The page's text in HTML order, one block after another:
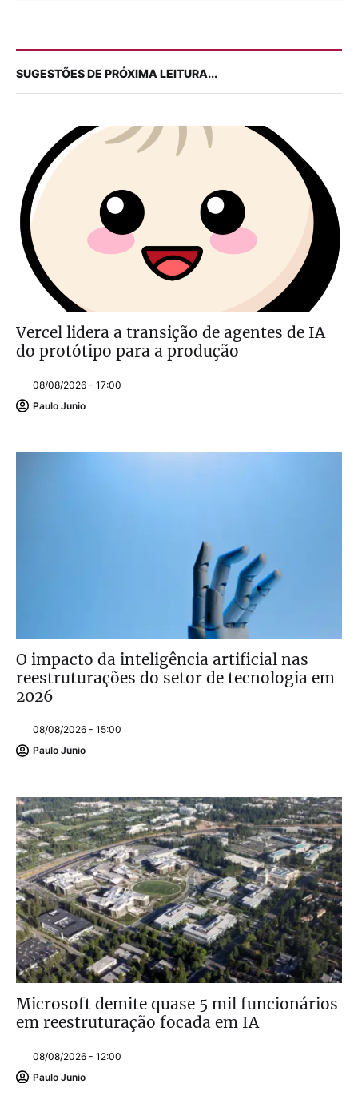
SUGESTÕES DE PRÓXIMA LEITURA...
Vercel lidera a transição de agentes de IA
do protótipo para a produção
08/08/2026 - 17:00
Paulo Junio
O impacto da inteligência artificial nas
reestruturações do setor de tecnologia em
2026
08/08/2026 - 15:00
Paulo Junio
Microsoft demite quase 5 mil funcionários
em reestruturação focada em IA
08/08/2026 - 12:00
Paulo Junio